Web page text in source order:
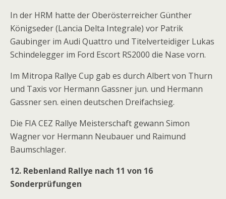
In der HRM hatte der Oberösterreicher Günther
Königseder (Lancia Delta Integrale) vor Patrik
Gaubinger im Audi Quattro und Titelverteidiger Lukas
Schindelegger im Ford Escort RS2000 die Nase vorn.
Im Mitropa Rallye Cup gab es durch Albert von Thurn
und Taxis vor Hermann Gassner jun. und Hermann
Gassner sen. einen deutschen Dreifachsieg.
Die FIA CEZ Rallye Meisterschaft gewann Simon
Wagner vor Hermann Neubauer und Raimund
Baumschlager.
12. Rebenland Rallye nach 11 von 16
Sonderprüfungen